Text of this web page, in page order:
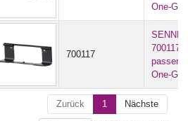
One-
700117
700117
One-
Zurück 1 Nächste